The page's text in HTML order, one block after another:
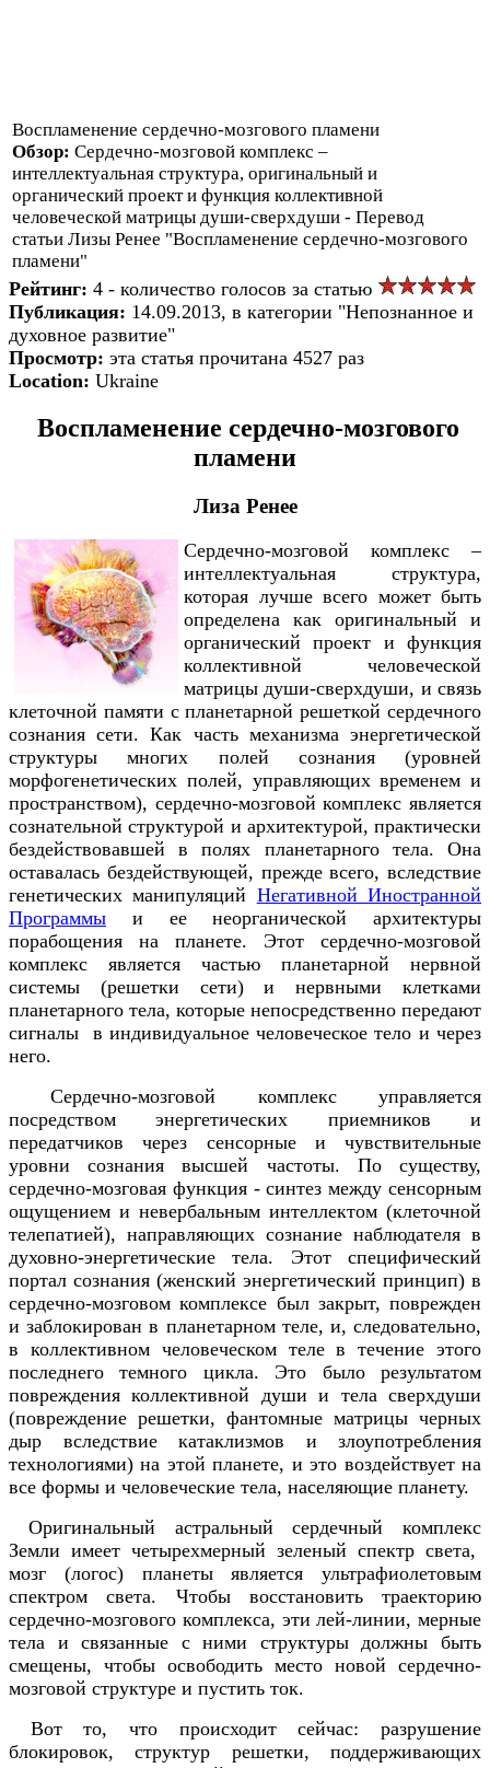
Воспламенение сердечно-мозгового пламени
Обзор: Сердечно-мозговой комплекс –
интеллектуальная структура, оригинальный и
органический проект и функция коллективной
человеческой матрицы души-сверхдуши - Перевод
статьи Лизы Ренее "Воспламенение сердечно-мозгового
пламени"
Рейтинг: 4 - количество голосов за статью
Публикация: 14.09.2013, в категории "Непознанное и
духовное развитие"
Просмотр: эта статья прочитана 4527 раз
Location: Ukraine
Воспламенение сердечно-мозгового
пламени
Лиза Ренее
Сердечно-мозговой комплекс –
интеллектуальная структура,
которая лучше всего может быть
определена как оригинальный и
органический проект и функция
коллективной человеческой
матрицы души-сверхдуши, и связь
клеточной памяти с планетарной решеткой сердечного
сознания сети. Как часть механизма энергетической
структуры многих полей сознания (уровней
морфогенетических полей, управляющих временем и
пространством), сердечно-мозговой комплекс является
сознательной структурой и архитектурой, практически
бездействовавшей в полях планетарного тела. Она
оставалась бездействующей, прежде всего, вследствие
генетических манипуляций Негативной Иностранной
Программы и ее неорганической архитектуры
порабощения на планете. Этот сердечно-мозговой
комплекс является частью планетарной нервной
системы (решетки сети) и нервными клетками
планетарного тела, которые непосредственно передают
сигналы в индивидуальное человеческое тело и через
него.
Сердечно-мозговой комплекс управляется
посредством энергетических приемников и
передатчиков через сенсорные и чувствительные
уровни сознания высшей частоты. По существу,
сердечно-мозговая функция - синтез между сенсорным
ощущением и невербальным интеллектом (клеточной
телепатией), направляющих сознание наблюдателя в
духовно-энергетические тела. Этот специфический
портал сознания (женский энергетический принцип) в
сердечно-мозговом комплексе был закрыт, поврежден
и заблокирован в планетарном теле, и, следовательно,
в коллективном человеческом теле в течение этого
последнего темного цикла. Это было результатом
повреждения коллективной души и тела сверхдуши
(повреждение решетки, фантомные матрицы черных
дыр вследствие катаклизмов и злоупотребления
технологиями) на этой планете, и это воздействует на
все формы и человеческие тела, населяющие планету.
Оригинальный астральный сердечный комплекс
Земли имеет четырехмерный зеленый спектр света,
мозг (логос) планеты является ультрафиолетовым
спектром света. Чтобы восстановить траекторию
сердечно-мозгового комплекса, эти лей-линии, мерные
тела и связанные с ними структуры должны быть
смещены, чтобы освободить место новой сердечно-
мозговой структуре и пустить ток.
Вот то, что происходит сейчас: разрушение
блокировок, структур решетки, поддерживающих